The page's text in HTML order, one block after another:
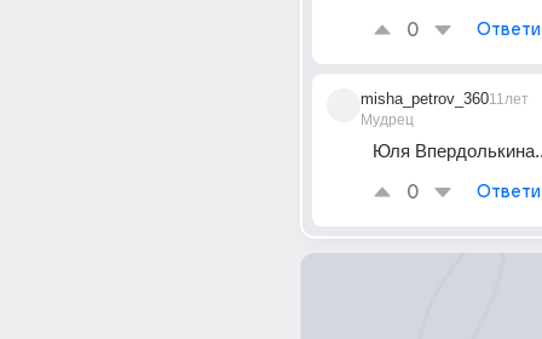
0
misha_petrov_360
Мудрец
11лет
Юля
0